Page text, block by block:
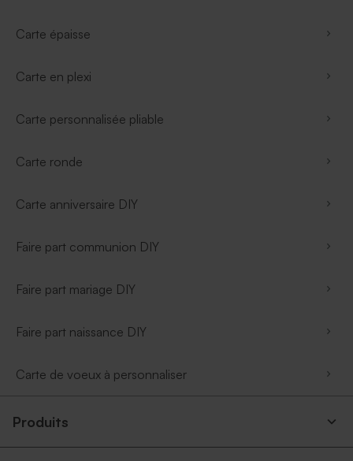
Carte épaisse
Carte en plexi
Carte personnalisée pliable
Carte ronde
Carte anniversaire DIY
Faire part communion DIY
Faire part mariage DIY
Faire part naissance DIY
Carte de voeux à personnaliser
Produits